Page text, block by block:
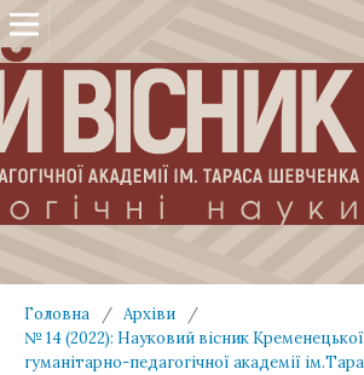
Головна / Архіви
/
№ 14 (2022): Науковий вісник
гуманітарно-педагогічної академії